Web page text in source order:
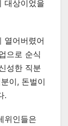
대상이었을
열어버렸어
으로 순식
성한 직분
이, 돈벌이
.
위인들은